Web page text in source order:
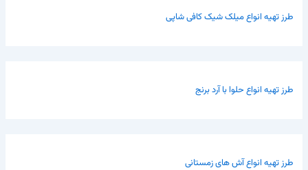
طرز تهیه انواع میلک شیک کافی شاپی
طرز تهیه انواع حلوا با آرد برنج
طرز تهیه انواع آش های زمستانی